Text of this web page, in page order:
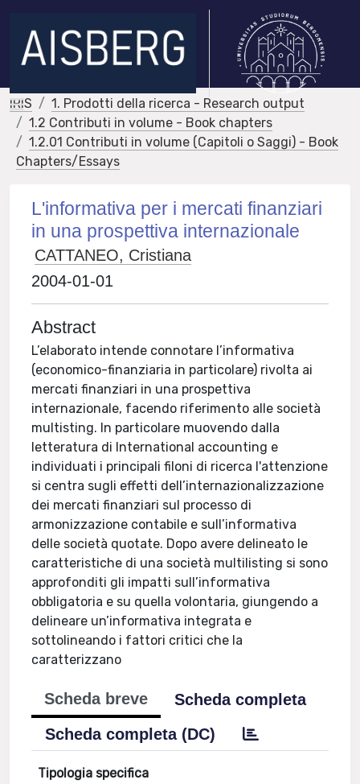
IRIS
1. Prodotti della ricerca - Research output
1.2 Contributi in volume - Book chapters
1.2.01 Contributi in volume (Capitoli o Saggi) - Book
Chapters/Essays
L'informativa per i mercati finanziari
in una prospettiva internazionale
CATTANEO, Cristiana
2004-01-01
Abstract
L’elaborato intende connotare l’informativa
(economico-finanziaria in particolare) rivolta ai
mercati finanziari in una prospettiva
internazionale, facendo riferimento alle società
multisting. In particolare muovendo dalla
letteratura di International accounting e
individuati i principali filoni di ricerca l'attenzione
si centra sugli effetti dell’internazionalizzazione
dei mercati finanziari sul processo di
armonizzazione contabile e sull’informativa
delle società quotate. Dopo avere delineato le
caratteristiche di una società multilisting si sono
approfonditi gli impatti sull’informativa
obbligatoria e su quella volontaria, giungendo a
delineare un’informativa integrata e
sottolineando i fattori critici che la
caratterizzano
Scheda breve
Scheda completa
Scheda completa (DC)
Tipologia specifica